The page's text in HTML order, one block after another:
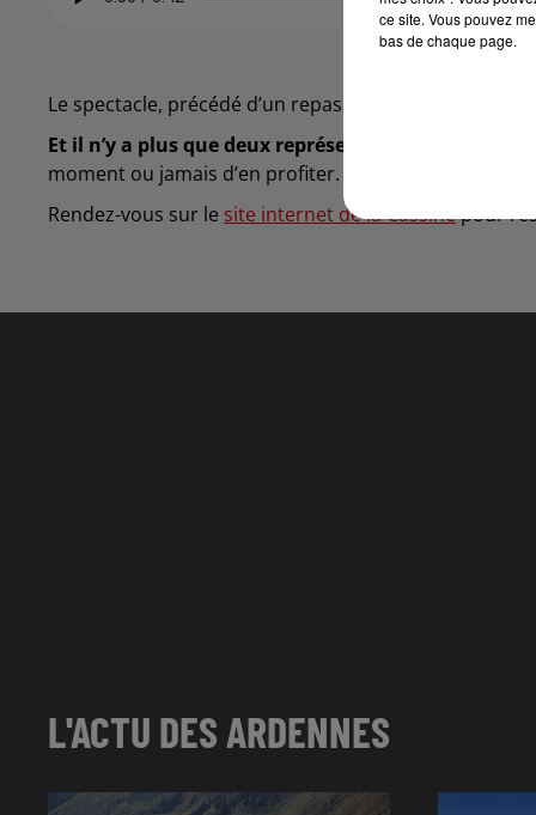
Le spectacle, précédé d’un repas pour ceux qui le
Et il n’y a plus que deux représentations de prévu
moment ou jamais d’en profiter.
Rendez-vous sur le site internet de la Cassinepour
L'ACTU DES ARDENNES
ce site. Vous pouvez
bas de chaque page.